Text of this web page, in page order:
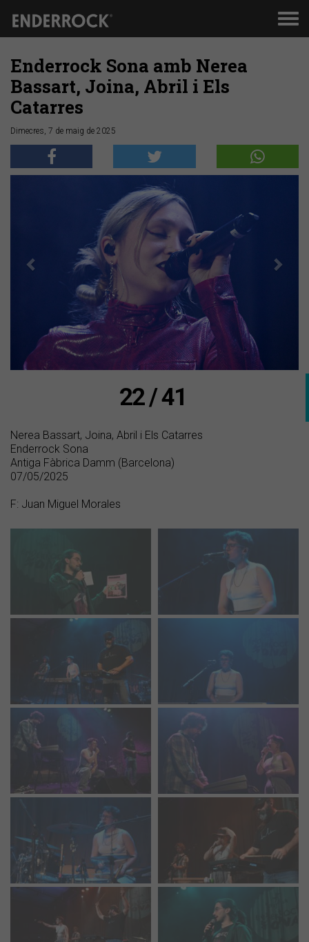
Enderrock Sona amb Nerea
Bassart, Joina, Abril i Els
Catarres
Dimecres, 7 de maig de 2025
Anterior
22 / 41
Nerea Bassart, Joina, Abril i Els Catarres
Enderrock Sona
Antiga Fàbrica Damm (Barcelona)
07/05/2025
F: Juan Miguel Morales